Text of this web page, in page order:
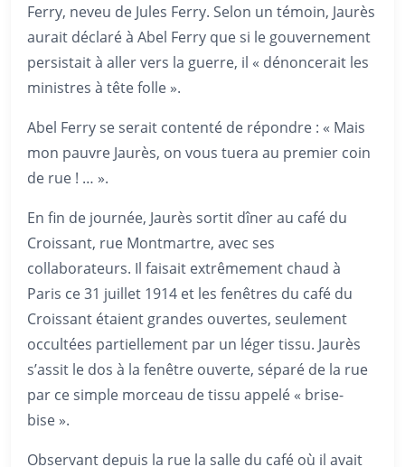
Ferry, neveu de Jules Ferry. Selon un témoin, Jaurès
aurait déclaré à Abel Ferry que si le gouvernement
persistait à aller vers la guerre, il « dénoncerait les
ministres à tête folle ».
Abel Ferry se serait contenté de répondre : « Mais
mon pauvre Jaurès, on vous tuera au premier coin
de rue ! … ».
En fin de journée, Jaurès sortit dîner au café du
Croissant, rue Montmartre, avec ses
collaborateurs. Il faisait extrêmement chaud à
Paris ce 31 juillet 1914 et les fenêtres du café du
Croissant étaient grandes ouvertes, seulement
occultées partiellement par un léger tissu. Jaurès
s’assit le dos à la fenêtre ouverte, séparé de la rue
par ce simple morceau de tissu appelé « brise-
bise ».
Observant depuis la rue la salle du café où il avait